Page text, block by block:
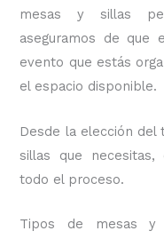
mesas y sillas
aseguramos de que
evento que estás
el espacio disponible.
Desde la elección del
sillas que
todo el proceso.
Tipos de mesas